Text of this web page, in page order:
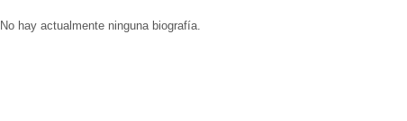
No hay actualmente ninguna biografía.